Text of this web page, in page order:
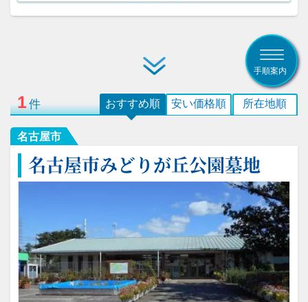
手順案内
1件 所在地順
安い価格順
おすすめ順
名古屋市
名古屋市みどりが丘公園墓地